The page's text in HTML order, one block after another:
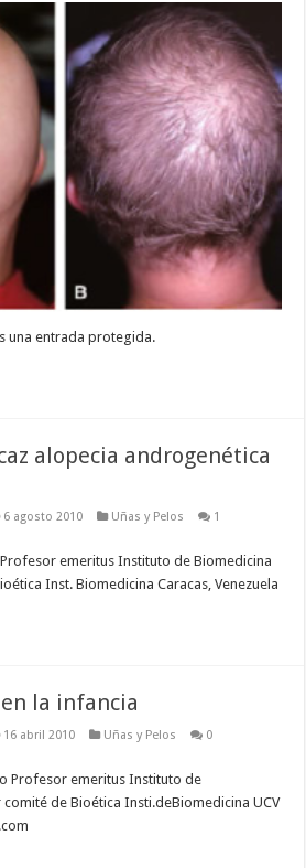
una entrada protegida.
alopecia androgenética
6 agosto 2010 Uñas y Pelos
1
emeritus Instituto de Biomedicina
Inst. Biomedicina Caracas, Venezuela
la infancia
16 abril 2010 Uñas y Pelos
0
Profesor emeritus Instituto de
de Bioética Insti.deBiomedicina UCV